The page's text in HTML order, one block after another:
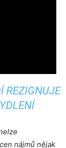
REZIGNUJE
nájmů nějak